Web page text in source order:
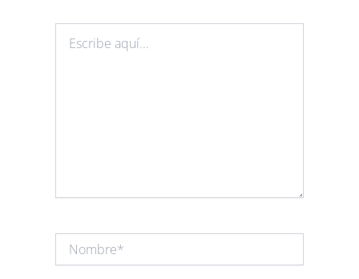
aquí...
Nombre*